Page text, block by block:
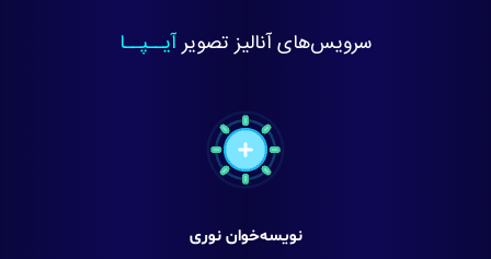
سرویس‌های آنالیز تصویرآیــپــا
نویسه‌خوان نوری